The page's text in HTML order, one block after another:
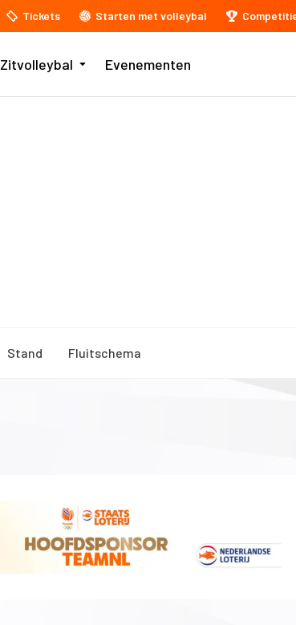
Tickets Starten met volleybal
Zitvolleybal Evenementen
Stand Fluitschema